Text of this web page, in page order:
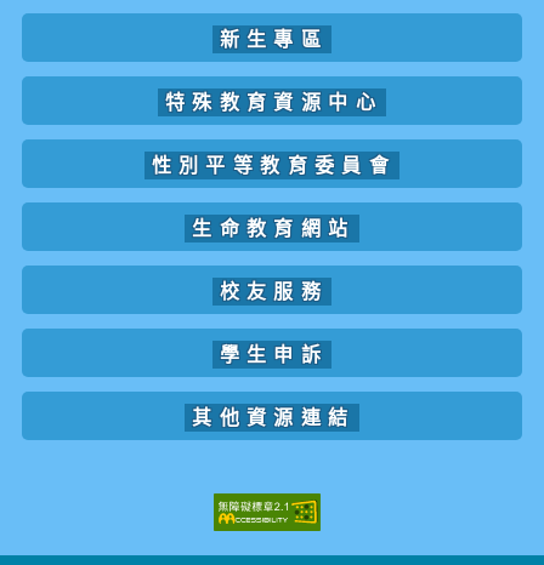
新生專區
特殊教育資源中心
性別平等教育委員會
生命教育網站
校友服務
學生申訴
其他資源連結